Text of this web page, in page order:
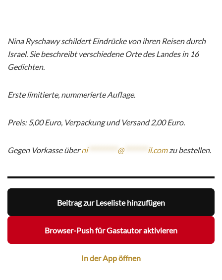
Nina Ryschawy schildert Eindrücke von ihren Reisen durch
Israel. Sie beschreibt verschiedene Orte des Landes in 16
Gedichten.
Erste limitierte, nummerierte Auflage.
Preis: 5,00 Euro, Verpackung und Versand 2,00 Euro.
Gegen Vorkasse überni********** @******** il.comzu bestellen.
Beitrag zur Leseliste hinzufügen
Browser-Push für Gastautor aktivieren
In der App öffnen